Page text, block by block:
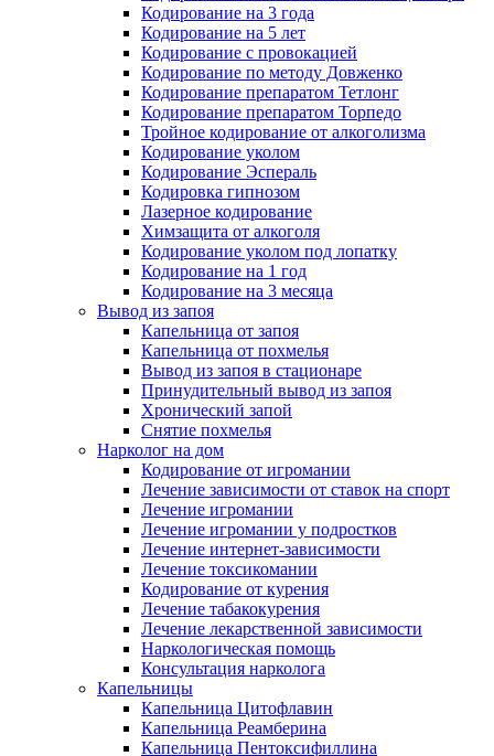
Кодирование на 3 года
Кодирование на 5 лет
Кодирование с провокацией
Кодирование по методу Довженко
Кодирование препаратом Тетлонг
Кодирование препаратом Торпедо
Тройное кодирование от алкоголизма
Кодирование уколом
Кодирование Эспераль
Кодировка гипнозом
Лазерное кодирование
Химзащита от алкоголя
Кодирование уколом под лопатку
Кодирование на 1 год
Кодирование на 3 месяца
Вывод из запоя
Капельница от запоя
Капельница от похмелья
Вывод из запоя в стационаре
Принудительный вывод из запоя
Хронический запой
Снятие похмелья
Нарколог на дом
Кодирование от игромании
Лечение зависимости от ставок на спорт
Лечение игромании
Лечение игромании у подростков
Лечение интернет-зависимости
Лечение токсикомании
Кодирование от курения
Лечение табакокурения
Лечение лекарственной зависимости
Наркологическая помощь
Консультация нарколога
Капельницы
Капельница Цитофлавин
Капельница Реамберина
Капельница Пентоксифиллина